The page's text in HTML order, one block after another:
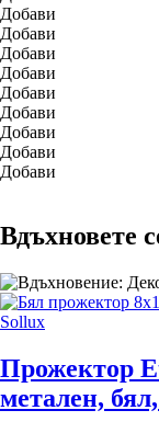
Добави
Добави
Добави
Добави
Добави
Добави
Добави
Добави
Добави
Вдъхновете
Sollux
Прожектор
метален,